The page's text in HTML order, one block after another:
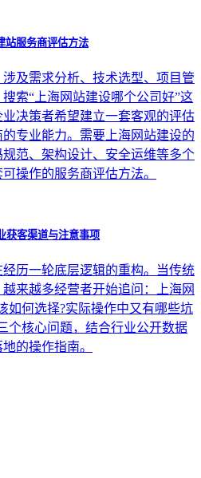
站服务商评估方法
及需求分析、技术选型、项目管
索“上海网站建设哪个公司好”这
决策者希望建立一套客观的评估
专业能力。需要上海网站建设的
范、架构设计、安全运维等多个
操作的服务商评估方法。
获客渠道与注意事项
历一轮底层逻辑的重构。当传统
来越多经营者开始追问：上海网
如何选择?实际操作中又有哪些坑
个核心问题，结合行业公开数据
的操作指南。